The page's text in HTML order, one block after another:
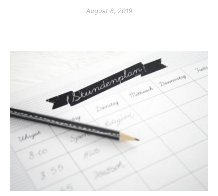
August 8, 2019